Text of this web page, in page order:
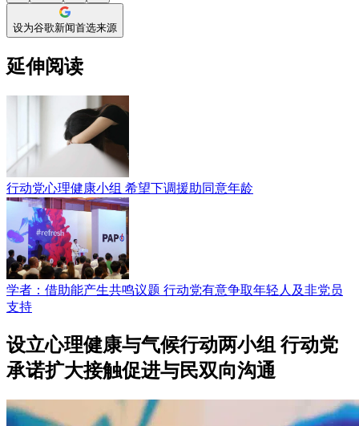
设为谷歌新闻首选来源
延伸阅读
行动党心理健康小组 希望下调援助同意年龄
学者：借助能产生共鸣议题 行动党有意争取年轻人及非党员
支持
设立心理健康与气候行动两小组 行动党
承诺扩大接触促进与民双向沟通